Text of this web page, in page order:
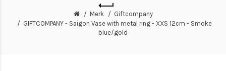
Merk
Giftcompany
GIFTCOMPANY - Saigon Vase with metal ring - XXS 12cm - Smoke
blue/gold